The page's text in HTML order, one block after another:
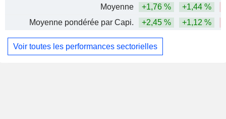
Moyenne
+1,76 % +1,44 %
Moyenne pondérée par Capi.
+2,45 % +1,12 %
Voir toutes les performances sectorielles